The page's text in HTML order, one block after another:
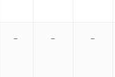
– – –